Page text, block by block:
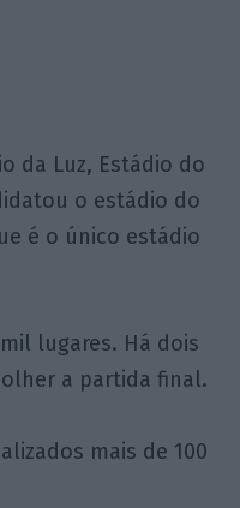
da Luz, Estádio do
o estádio do
é o único estádio
lugares. Há dois
a partida final.
mais de 100